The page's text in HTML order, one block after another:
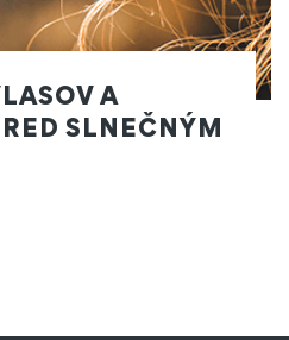
A
SLNEČNÝM